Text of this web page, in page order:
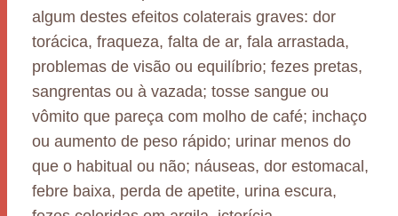
algum destes efeitos colaterais graves: dor
torácica, fraqueza, falta de ar, fala arrastada,
problemas de visão ou equilíbrio; fezes pretas,
sangrentas ou à vazada; tosse sangue ou
vômito que pareça com molho de café; inchaço
ou aumento de peso rápido; urinar menos do
que o habitual ou não; náuseas, dor estomacal,
febre baixa, perda de apetite, urina escura,